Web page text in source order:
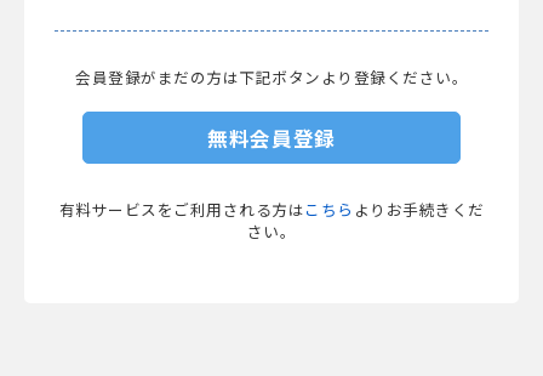
会員登録がまだの方は下記ボタンより登録ください。
無料会員登録
有料サービスをご利用される方は こちら よりお手続きくだ
さい。